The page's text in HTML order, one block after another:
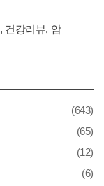
건강리뷰, 암
(643)
(65)
(12)
(6)